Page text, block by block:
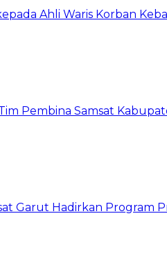
Ahli Waris Korban
Pembina Samsat
Garut Hadirkan Program